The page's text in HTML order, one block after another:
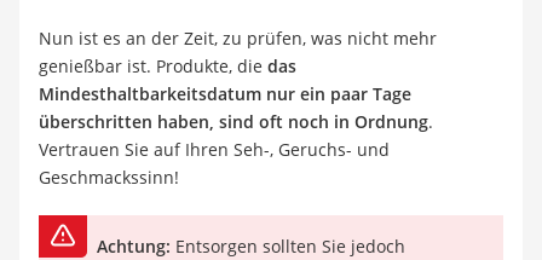
Nun ist es an der Zeit, zu prüfen, was nicht mehr
genießbar ist. Produkte, die das
Mindesthaltbarkeitsdatum nur ein paar Tage
überschritten haben, sind oft noch in Ordnung.
Vertrauen Sie auf Ihren Seh-, Geruchs- und
Geschmackssinn!
Achtung: Entsorgen sollten Sie jedoch